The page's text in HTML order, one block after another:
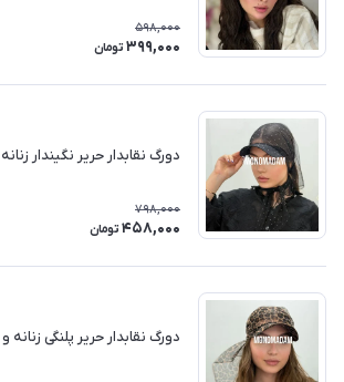
598,000
399,000 تومان
دورگ نقابدار حریر نگیندار
798,000
458,000 تومان
دورگ نقابدار حریر پلنگی زنانه